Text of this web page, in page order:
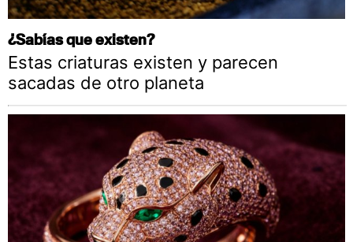
¿Sabías que existen?
Estas criaturas existen y parecen
sacadas de otro planeta